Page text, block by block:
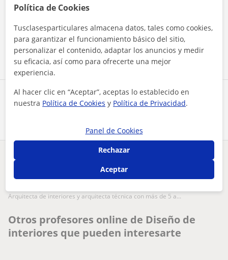
Comparte a este profesor
Contactar ahora
arquitecta de interiores y arquitecta técnica con más de 5 a...
Otros profesores online de Diseño de
interiores que pueden interesarte
Política de Cookies
Tusclasesparticulares almacena datos, tales como cookies,
para garantizar el funcionamiento básico del sitio,
personalizar el contenido, adaptar los anuncios y medir
su eficacia, así como para ofrecerte una mejor
experiencia.
Al hacer clic en “Aceptar”, aceptas lo establecido en
nuestra Política de Cookies y Política de Privacidad.
Panel de Cookies
Rechazar
Aceptar